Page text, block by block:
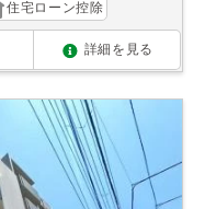
住宅ローン控除
詳細を見る